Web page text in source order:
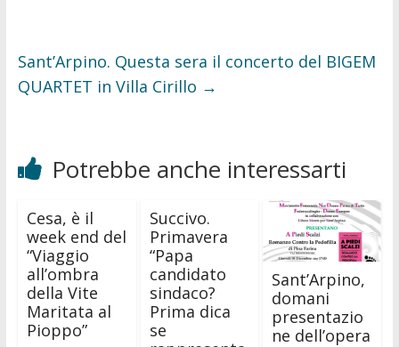
Sant’Arpino. Questa sera il concerto del BIGEM
QUARTET in Villa Cirillo →
Potrebbe anche interessarti
Cesa, è il
week end del
“Viaggio
all’ombra
della Vite
Maritata al
Pioppo”
Succivo.
Primavera
“Papa
candidato
sindaco?
Prima dica
se
Sant’Arpino,
domani
presentazio
ne dell’opera